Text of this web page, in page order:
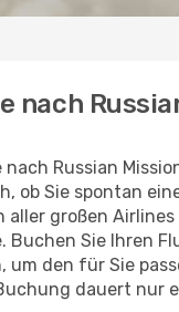
nach
Russian
ob Sie spontan
großen
Sie Ihren
um den für Sie
dauert nur